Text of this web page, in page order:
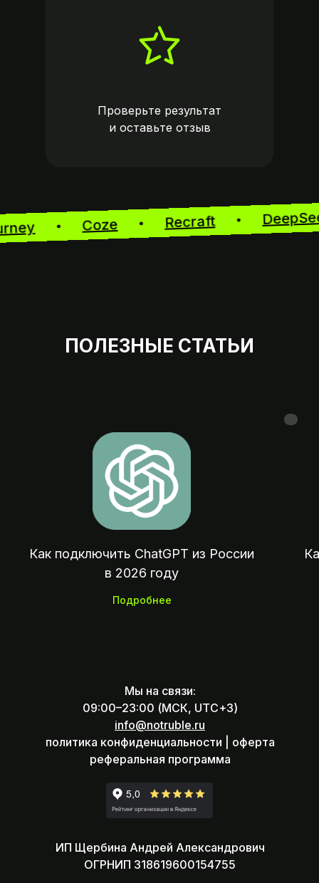
Проверьте результат
и оставьте отзыв
Coze Recraft
ПОЛЕЗНЫЕ СТАТЬИ
Как подключить ChatGPT из России
в 2026 году
Подробнее
Мы на связи:
09:00–23:00 (МСК, UTC+3)
info@notruble.ru
политика конфиденциальности |
оферта
реферальная программа
ИП Щербина Андрей Александрович
ОГРНИП 318619600154755
Оплата зарубежных сервисов,
покупок и отелей из России
07:00 —